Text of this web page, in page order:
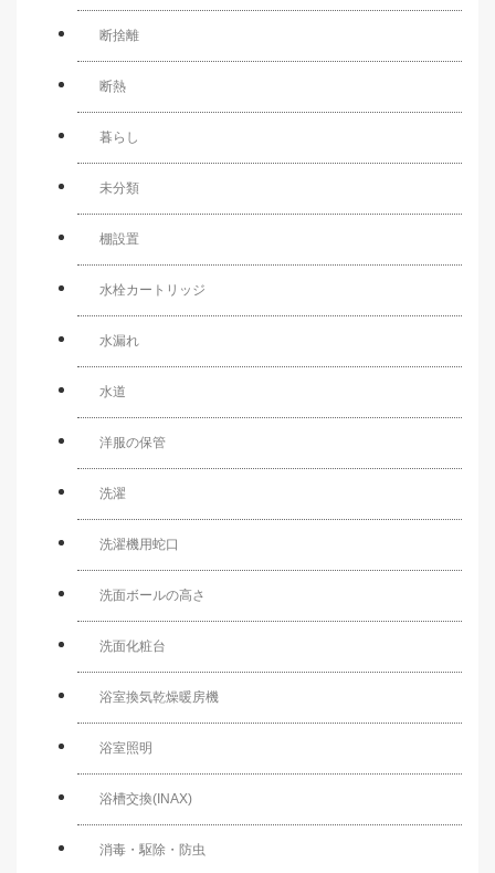
断捨離
断熱
暮らし
未分類
棚設置
水栓カートリッジ
水漏れ
水道
洋服の保管
洗濯
洗濯機用蛇口
洗面ボールの高さ
洗面化粧台
浴室換気乾燥暖房機
浴室照明
浴槽交換(INAX)
消毒・駆除・防虫